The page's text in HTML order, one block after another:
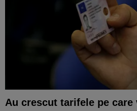
Au crescut tarifele pe